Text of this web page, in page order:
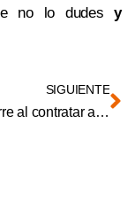
no lo dudes y
SIGUIENTE
¿Qué ocurre al contratar a un trabajador con el NIE caducado?